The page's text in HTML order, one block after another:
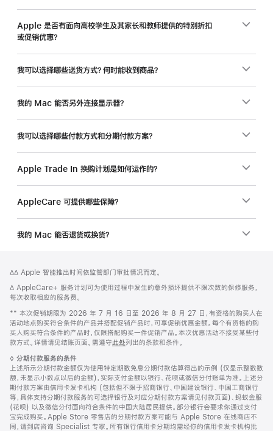
新
Mac
能
省
一
Apple 是否有面向高校学生及其家长和教师提供的特别折扣
或促销优惠？
我可以选择哪些送货方式？何时能收到商品？
我的 Mac 能否另外连接显示器？
我可以选择哪些付款方式和分期付款方案？
Apple Trade In 换购计划是如何运作的？
AppleCare 可提供哪些保障？
我的 Mac 能否退货或换货？
页
脚
注
脚
∆∆ Apple 智能推出时间依监管部门审批情况而定。
脚
注
∆ AppleCare+ 服务计划可为使用过程中发生的意外损坏提供不限次数的保修服务，
每次收取相应的服务费。
脚
注
** 本次促销期限为 2026 年 7 月 16 日至 2026 年 8 月 27 日，有资格的购买人在
活动地点购买符合条件的产品并搭配促销产品时，可享促销优惠金额。每个有资格的购
买人购买符合条件的产品时，仅限搭配购买一件促销产品。本次优惠活动不接受某些付
款方式。详情请见结账页面。需遵守此处列出的条款和条件。
脚
注
◊ 分期付款服务的条件
上述所示分期付款金额仅为使用特定期数免息分期付款估算得出的示例 (仅显示整数数
额，未显示小数点以后的金额)，实际支付金额以银行、花呗或微信分付账单为准。上述分
期付款方案由信用卡发卡机构 (包括但不限于招商银行、中国建设银行、中国工商银行
等，具体支持分期付款服务的可选择银行及对应分期付款方案请见付款页面)、蚂蚁金服
(花呗) 以及微信分付面向符合条件的中国大陆居民提供。部分银行会要求你通过支付
宝完成购买。Apple Store 零售店的分期付款方案可能与 Apple Store 在线商店不
同，请到店咨询 Specialist 专家。所有银行信用卡分期均需经你的信用卡发卡机构批